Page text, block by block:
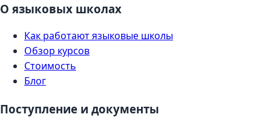
О языковых школах
Как работают языковые школы
Обзор курсов
Стоимость
Блог
Поступление и документы